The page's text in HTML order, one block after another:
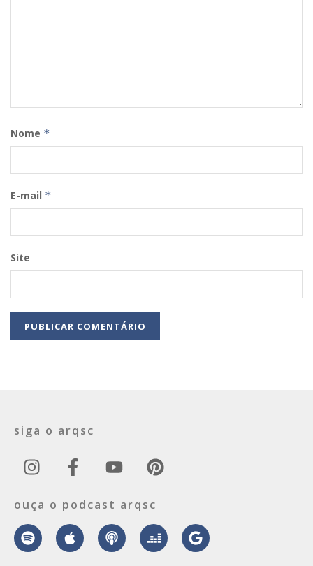
Nome *
E-mail *
Site
siga o arqsc
ouça o podcast arqsc